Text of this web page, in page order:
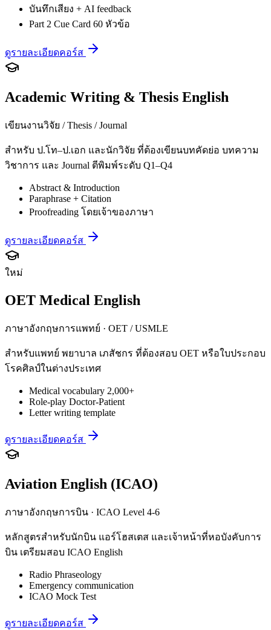
บันทึกเสียง + AI feedback
Part 2 Cue Card 60 หัวข้อ
ดูรายละเอียดคอร์ส
Academic Writing & Thesis English
เขียนงานวิจัย / Thesis / Journal
สำหรับ ป.โท–ป.เอก และนักวิจัย ที่ต้องเขียนบทคัดย่อ บทความ
วิชาการ และ Journal ตีพิมพ์ระดับ Q1–Q4
Abstract & Introduction
Paraphrase + Citation
Proofreading โดยเจ้าของภาษา
ดูรายละเอียดคอร์ส
ใหม่
OET Medical English
ภาษาอังกฤษการแพทย์ · OET / USMLE
สำหรับแพทย์ พยาบาล เภสัชกร ที่ต้องสอบ OET หรือใบประกอบ
โรคศิลป์ในต่างประเทศ
Medical vocabulary 2,000+
Role-play Doctor-Patient
Letter writing template
ดูรายละเอียดคอร์ส
Aviation English (ICAO)
ภาษาอังกฤษการบิน · ICAO Level 4-6
หลักสูตรสำหรับนักบิน แอร์โฮสเตส และเจ้าหน้าที่หอบังคับการ
บิน เตรียมสอบ ICAO English
Radio Phraseology
Emergency communication
ICAO Mock Test
ดูรายละเอียดคอร์ส